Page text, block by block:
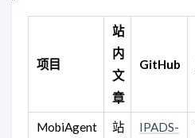
项目
站
内
文
章
GitHub
MobiAgent
站
IPADS-